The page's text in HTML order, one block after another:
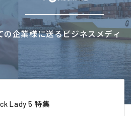
の企業様に送るビジネスメディ
Lady 5 特集